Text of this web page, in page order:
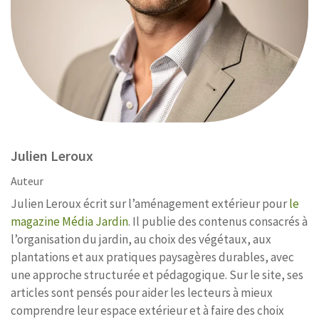
Julien Leroux
Auteur
Julien Leroux écrit sur l’aménagement extérieur pourle
magazine Média Jardin. Il publie des contenus consacrés à
l’organisation du jardin, au choix des végétaux, aux
plantations et aux pratiques paysagères durables, avec
une approche structurée et pédagogique. Sur le site, ses
articles sont pensés pour aider les lecteurs à mieux
comprendre leur espace extérieur et à faire des choix